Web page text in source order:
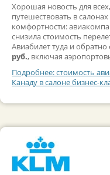
Хорошая новость для
путешествовать в
комфортности:
снизила стоимость
Авиабилет туда и обратно
руб., включая
Подробнее: стоимость
Канаду в салоне бизнес-